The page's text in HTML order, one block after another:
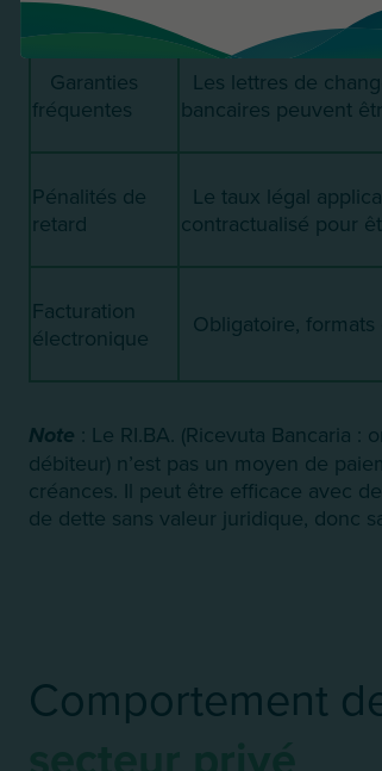
Garanties
fréquentes
Les lettres de
bancaires peuvent
Pénalités de
retard
Le taux légal
contractualisé pour
Facturation
électronique
Obligatoire, formats
Note : Le RI.BA. (Ricevuta Bancaria
débiteur) n’est pas un moyen de
créances. Il peut être efficace avec
de dette sans valeur juridique, donc
Comportement